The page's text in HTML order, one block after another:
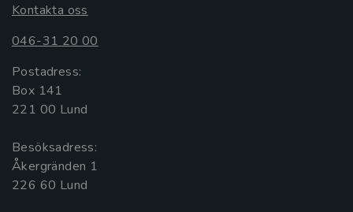
Kontakta oss
046-31 20 00
Postadress:
Box 141
221 00 Lund
Besöksadress:
Åkergränden 1